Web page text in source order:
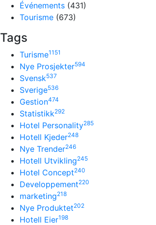
Événements (431)
Tourisme (673)
Tags
Turisme1151
Nye Prosjekter594
Svensk537
Sverige536
Gestion474
Statistikk292
Hotel Personality285
Hotell Kjeder248
Nye Trender246
Hotell Utvikling245
Hotel Concept240
Developpement220
marketing218
Nye Produktet202
Hotell Eier198